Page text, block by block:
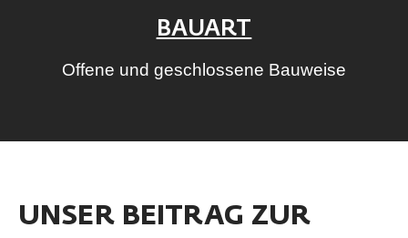
BAUART
Offene und geschlossene Bauweise
UNSER BEITRAG ZUR